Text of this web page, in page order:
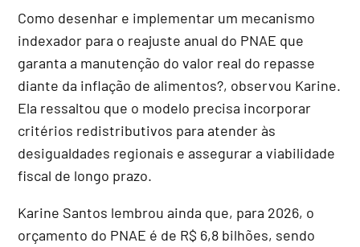
Como desenhar e implementar um mecanismo
indexador para o reajuste anual do PNAE que
garanta a manutenção do valor real do repasse
diante da inflação de alimentos?, observou Karine.
Ela ressaltou que o modelo precisa incorporar
critérios redistributivos para atender às
desigualdades regionais e assegurar a viabilidade
fiscal de longo prazo.
Karine Santos lembrou ainda que, para 2026, o
orçamento do PNAE é de R$ 6,8 bilhões, sendo